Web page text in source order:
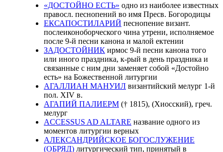
«ДОСТОЙНО ЕСТЬ» одно из наиболее известных
правосл. песнопений во имя Пресв. Богородицы
ЕКСАПОСТИЛАРИЙ песнопение визант.
послеиконоборческого чина утрени, исполняемое
после 9-й песни канона и малой ектении
ЗАДОСТОЙНИК ирмос 9-й песни канона того
или иного праздника, к-рый в день праздника и
связанные с ним дни заменяет собой «Достойно
есть» на Божественной литургии
АГАЛЛИАН МАНУИЛ византийский мелург 1-й
пол. XIV в.
АГАПИЙ ПАЛИЕРМ († 1815), (Хиосский), греч.
мелург
ACCESSUS AD ALTARE название одного из
моментов литургии верных
АЛЕКСАНДРИЙСКОЕ БОГОСЛУЖЕНИЕ
(ОБРЯД) литургический тип, принятый в